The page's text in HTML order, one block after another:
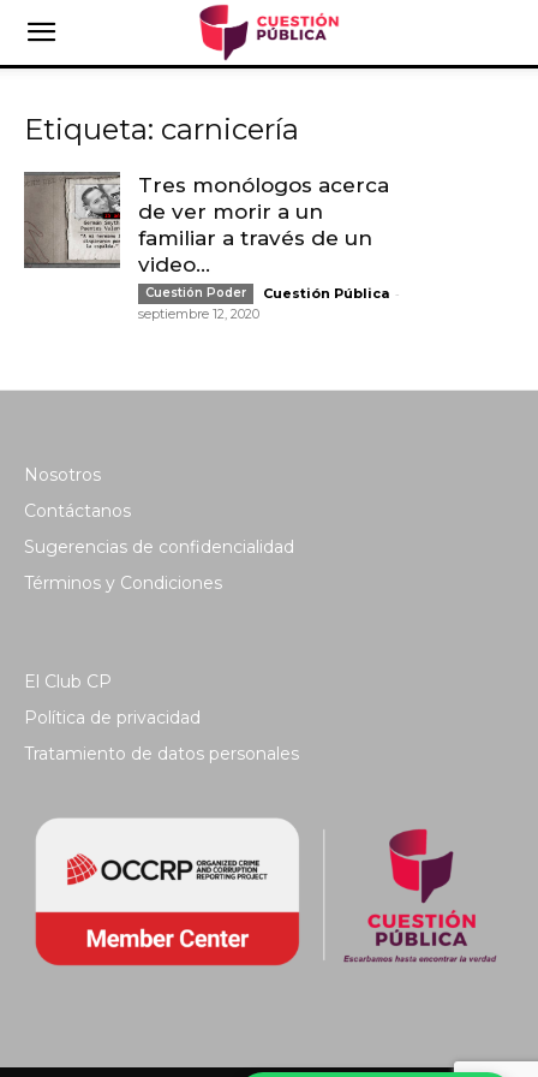
Etiqueta: carnicería
Tres monólogos acerca
de ver morir a un
familiar a través de un
video...
Cuestión Poder Cuestión Pública -
septiembre 12, 2020
Nosotros
Contáctanos
Sugerencias de confidencialidad
Términos y Condiciones
El Club CP
Política de privacidad
Tratamiento de datos personales